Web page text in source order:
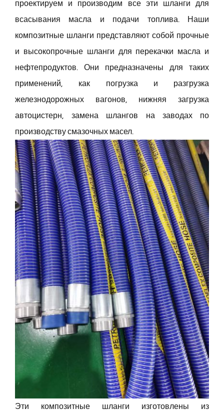
проектируем и производим все эти шланги для
всасывания масла и подачи топлива. Наши
композитные шланги представляют собой прочные
и высокопрочные шланги для перекачки масла и
нефтепродуктов. Они предназначены для таких
применений, как погрузка и разгрузка
железнодорожных вагонов, нижняя загрузка
автоцистерн, замена шлангов на заводах по
производству смазочных масел.
Эти композитные шланги изготовлены из